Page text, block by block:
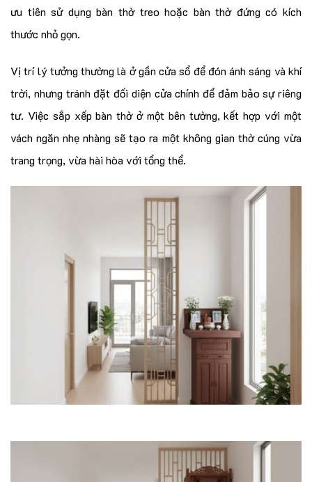
ưu tiên sử dụng bàn thờ treo hoặc bàn thờ đứng có kích
thước nhỏ gọn.
Vị trí lý tưởng thường là ở gần cửa sổ để đón ánh sáng và khí
trời, nhưng tránh đặt đối diện cửa chính để đảm bảo sự riêng
tư. Việc sắp xếp bàn thờ ở một bên tường, kết hợp với một
vách ngăn nhẹ nhàng sẽ tạo ra một không gian thờ cúng vừa
trang trọng, vừa hài hòa với tổng thể.